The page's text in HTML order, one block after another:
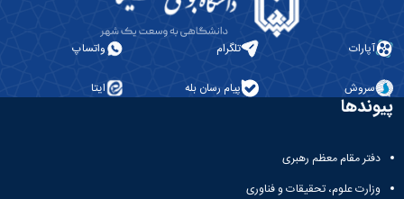
آپارات تلگرام واتساپ
سروش پیام رسان بله ایتا
پیوندها
دفتر مقام معظم رهبری
وزارت علوم، تحقیقات و فناوری